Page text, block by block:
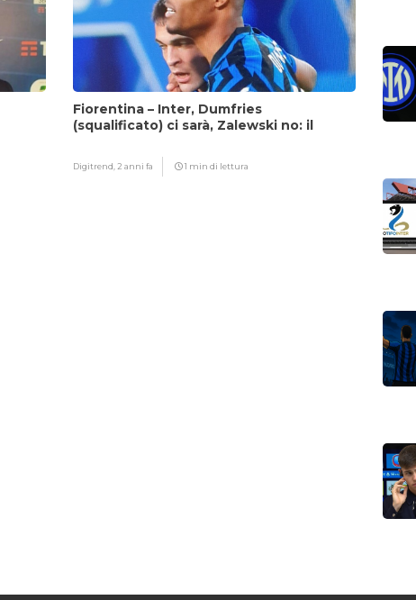
Fiorentina – Inter, Dumfries
(squalificato) ci sarà, Zalewski no: il
Digitrend,2 anni fa 1 min di lettura